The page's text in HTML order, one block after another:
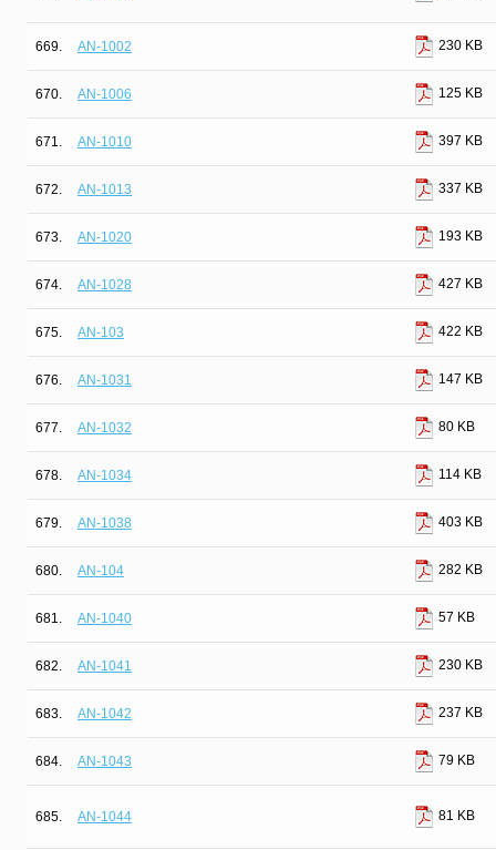
669. AN-1002 230 KB
670. AN-1006 125 KB
671. AN-1010 397 KB
672. AN-1013 337 KB
673. AN-1020 193 KB
674. AN-1028 427 KB
675. AN-103 422 KB
676. AN-1031 147 KB
677. AN-1032 80 KB
678. AN-1034 114 KB
679. AN-1038 403 KB
680. AN-104 282 KB
681. AN-1040 57 KB
682. AN-1041 230 KB
683. AN-1042 237 KB
684. AN-1043 79 KB
685. AN-1044 81 KB